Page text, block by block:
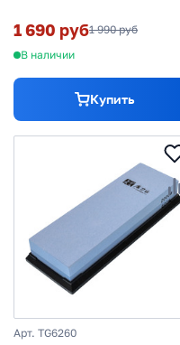
1 690 руб1 990 руб
В наличии
Купить
Арт. TG6260